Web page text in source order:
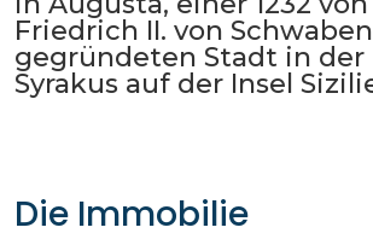
Friedrich II. von Schwaben
gegründeten Stadt in der
Syrakus auf der Insel
Die Immobilie